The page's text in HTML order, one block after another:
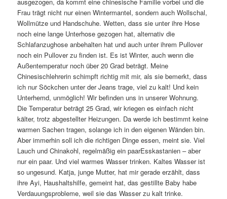
Frau trägt nicht nur einen Wintermantel, sondern auch Wollschal,
Wollmütze und Handschuhe. Wetten, dass sie unter ihre Hose
noch eine lange Unterhose gezogen hat, alternativ die
Schlafanzughose anbehalten hat und auch unter ihrem Pullover
noch ein Pullover zu finden ist. Es ist Winter, auch wenn die
Außentemperatur noch über 20 Grad beträgt. Meine
Chinesischlehrerin schimpft richtig mit mir, als sie bemerkt, dass
ich nur Söckchen unter der Jeans trage, viel zu kalt! Und kein
Unterhemd, unmöglich! Wir befinden uns in unserer Wohnung.
Die Temperatur beträgt 25 Grad, wir kriegen es einfach nicht
kälter, trotz abgestellter Heizungen. Da werde ich bestimmt keine
warmen Sachen tragen, solange ich in den eigenen Wänden bin.
Aber immerhin soll ich die richtigen Dinge essen, meint sie. Viel
Lauch und Chinakohl, regelmäßig ein paarEsskastanien – aber
nur ein paar. Und viel warmes Wasser trinken. Kaltes Wasser ist
so ungesund. Katja, junge Mutter, hat mir gerade erzählt, dass
ihre Ayi, Haushaltshilfe, gemeint hat, das gestillte Baby habe
Verdauungsprobleme, weil sie das Wasser zu kalt trinke.